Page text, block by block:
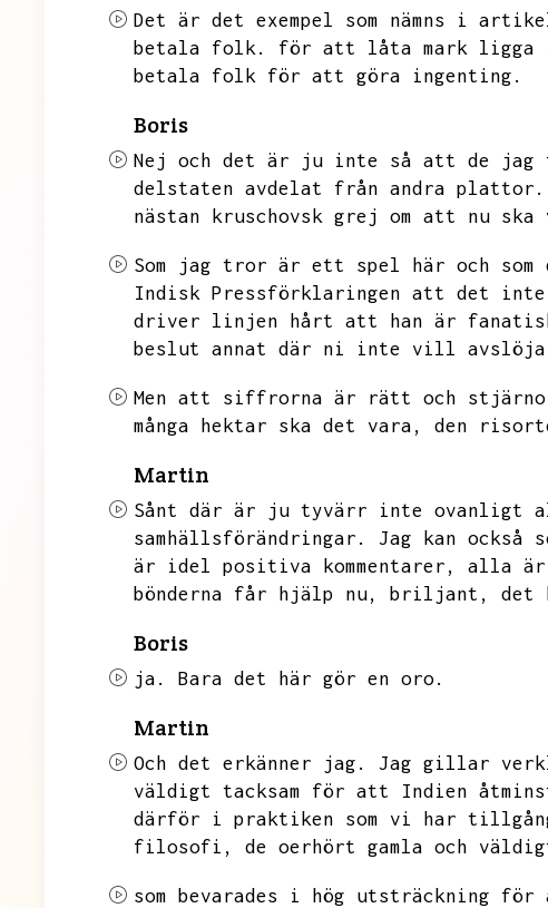
Det är det exempel som nämns i
betala folk.
för att låta mark ligga
betala folk för att göra ingenting.
Boris
Nej och det är ju inte så att de jag
delstaten avdelat från andra plattor.
nästan kruschovsk grej om att nu
Som jag tror är ett spel här och
Indisk Pressförklaringen att det inte
driver linjen hårt att han är
beslut annat där ni inte vill avslöja
Men att siffrorna är rätt och
många hektar ska det vara,
den
Martin
Sånt där är ju tyvärr inte ovanligt
samhällsförändringar.
Jag kan
är idel positiva kommentarer,
alla är
bönderna får hjälp nu,
briljant, det
Boris
ja. Bara det här gör en oro.
Martin
Och det erkänner jag. Jag gillar
väldigt tacksam för att Indien
därför i praktiken som vi har
filosofi,
de oerhört gamla och
som bevarades i hög utsträckning